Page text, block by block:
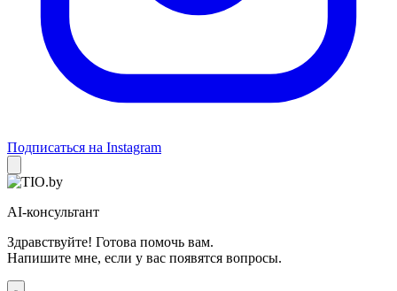
Подписаться на Instagram
AI-консультант
Здравствуйте! Готова помочь вам.
Напишите мне, если у вас появятся вопросы.